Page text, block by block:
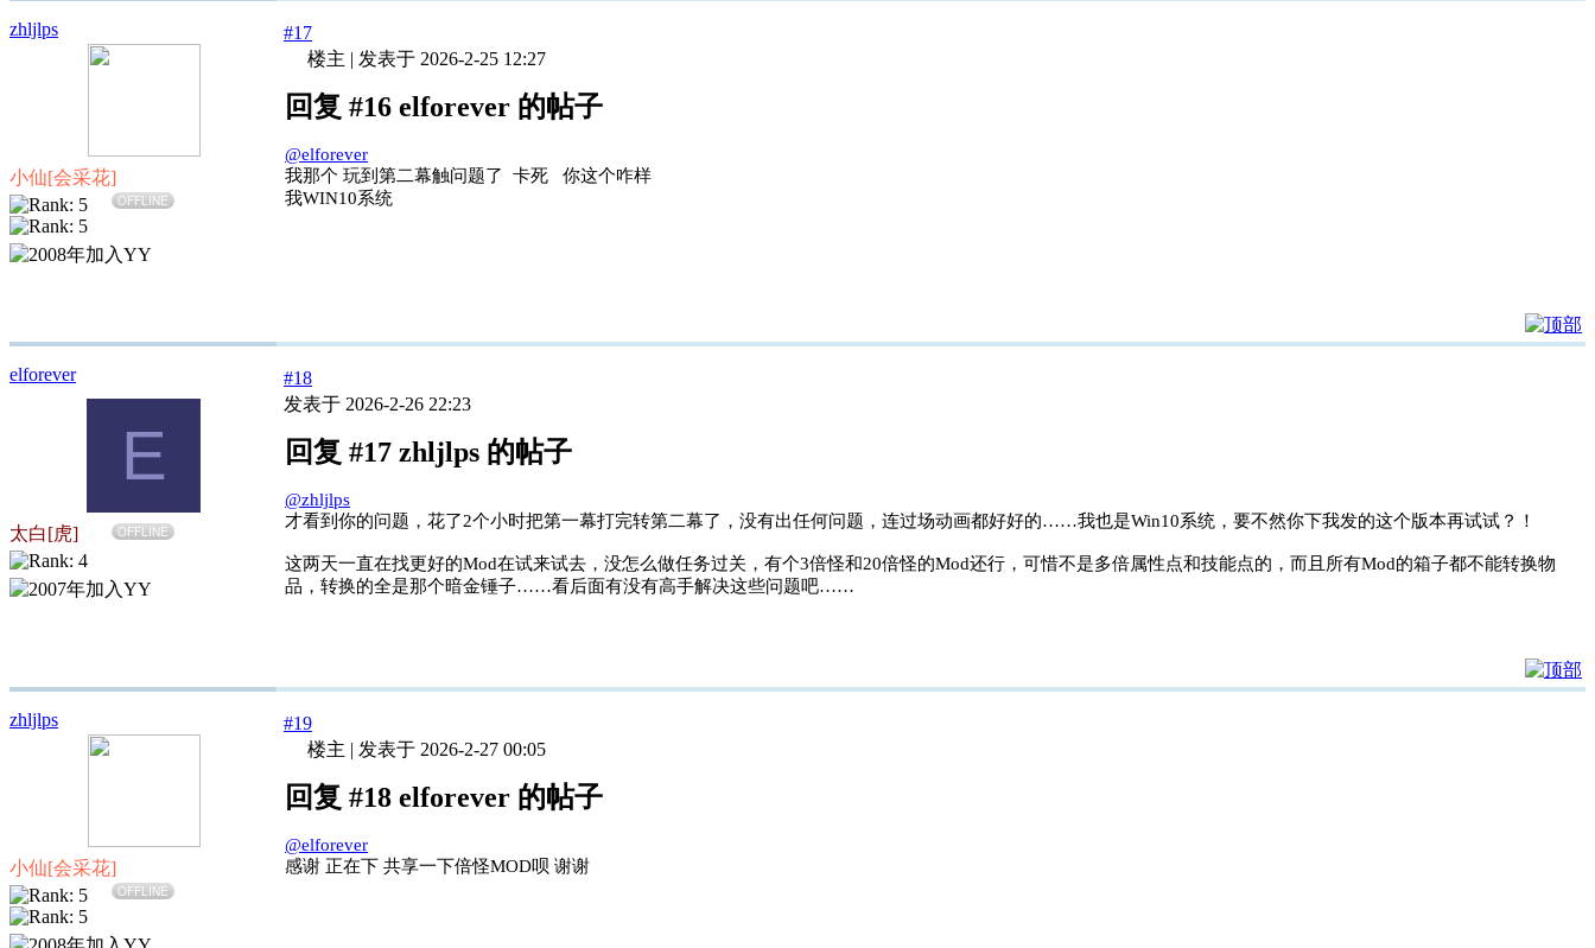
zhljlps
小仙[会采花]
OFFLINE
#17
楼主 | 发表于 2026-2-25 12:27
回复 #16 elforever 的帖子
@elforever
我那个 玩到第二幕触问题了 卡死 你这个咋样
我WIN10系统
elforever
E
太白[虎] OFFLINE
#18
发表于 2026-2-26 22:23
回复 #17 zhljlps 的帖子
@zhljlps
才看到你的问题，花了2个小时把第一幕打完转第二幕了，没有出任何问题，连过场动画都好好的……我也是Win10系统，要不然你下我发的这个版本再试试？！
这两天一直在找更好的Mod在试来试去，没怎么做任务过关，有个3倍怪和20倍怪的Mod还行，可惜不是多倍属性点和技能点的，而且所有Mod的箱子都不能转换物
品，转换的全是那个暗金锤子……看后面有没有高手解决这些问题吧……
zhljlps
小仙[会采花]
OFFLINE
#19
楼主 | 发表于 2026-2-27 00:05
回复 #18 elforever 的帖子
@elforever
感谢 正在下 共享一下倍怪MOD呗 谢谢